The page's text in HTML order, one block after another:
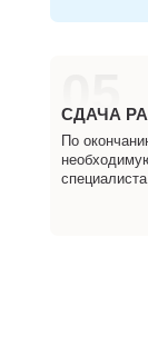
05
СДАЧА
По